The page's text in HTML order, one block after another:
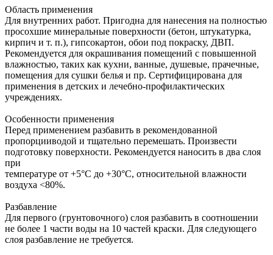
Область применения
Для внутренних работ. Пригодна для нанесения на полностью
просохшие минеральные поверхности (бетон, штукатурка,
кирпич и т. п.), гипсокартон, обои под покраску, ДВП.
Рекомендуется для окрашивания помещений с повышенной
влажностью, таких как кухни, ванные, душевые, прачечные,
помещения для сушки белья и пр. Сертифицирована для
применения в детских и лечебно-профилактических
учреждениях.
Особенности применения
Перед применением разбавить в рекомендованной
пропорцииводой и тщательно перемешать. Произвести
подготовку поверхности. Рекомендуется наносить в два слоя
при
температуре от +5°C до +30°С, относительной влажности
воздуха <80%.
Разбавление
Для первого (грунтовочного) слоя разбавить в соотношении
не более 1 части воды на 10 частей краски. Для следующего
слоя разбавление не требуется.